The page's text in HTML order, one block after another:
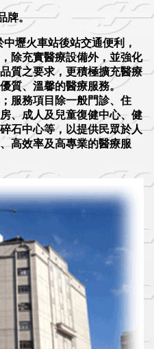
牌。
壢火車站後站交通便利，
除充實醫療設備外，並強化
質之要求，更積極擴充醫療
質、溫馨的醫療服務。
服務項目除一般門診、住
、成人及兒童復健中心、健
石中心等，以提供民眾於人
高效率及高專業的醫療服